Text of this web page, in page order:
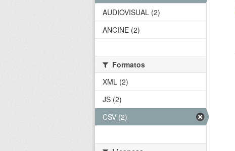
AUDIOVISUAL (2)
ANCINE (2)
Formatos
XML (2)
JS (2)
CSV (2)